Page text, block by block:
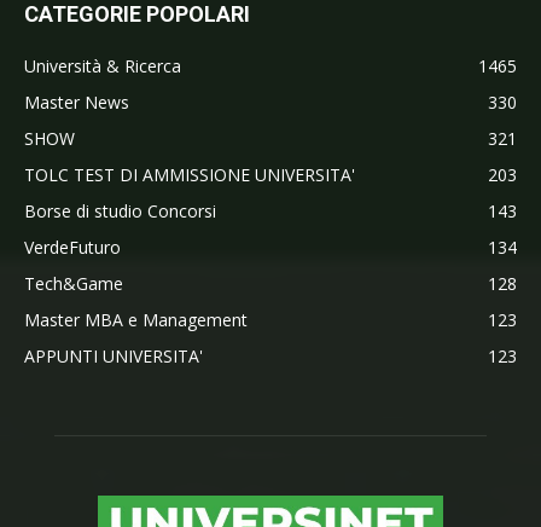
CATEGORIE POPOLARI
Università & Ricerca
1465
Master News
330
SHOW
321
TOLC TEST DI AMMISSIONE UNIVERSITA'
203
Borse di studio Concorsi
143
VerdeFuturo
134
Tech&Game
128
Master MBA e Management
123
APPUNTI UNIVERSITA'
123